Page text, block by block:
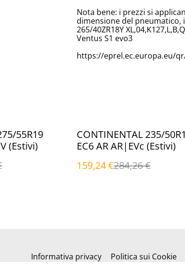
Nota bene: i prezzi si
dimensione del
265/40ZR18Y
Ventus S1 evo3
https://eprel.ec.europa.eu/
55R19
111W FR SC5 SUV (Estivi)
%
CONTINENTAL 235/
EC6 AR AR|EVc (Estivi)
159,24 €284,26 €
Informativa privacy Politica sui Cookie